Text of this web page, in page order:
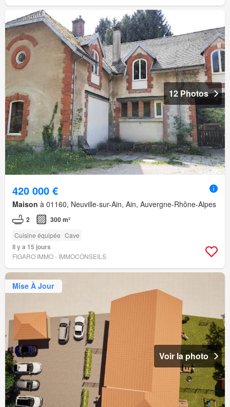
12 Photos
420 000 €
Maison à 01160, Neuville-sur-Ain, Ain, Auvergne-Rhône-Alpes
2 300 m²
Cuisine équipée Cave
Il y a 15 jours
FIGARO IMMO - IMMOCONSEILS
Mise À Jour
Voir la photo